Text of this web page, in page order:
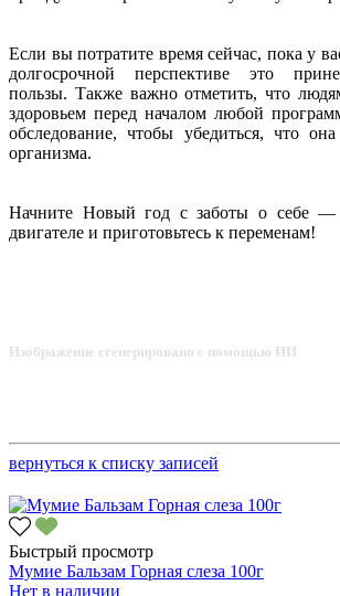
Если вы потратите время сейчас, пока у
долгосрочной перспективе это
пользы. Также важно отметить, что
здоровьем перед началом любой
обследование, чтобы убедиться, что
организма.
Начните Новый год с заботы о себе —
двигателе и приготовьтесь к переменам!
Изображение сгенерировано с помощью ИИ
вернуться к списку записей
Быстрый просмотр
Мумие Бальзам Горная слеза 100г
Нет в наличии